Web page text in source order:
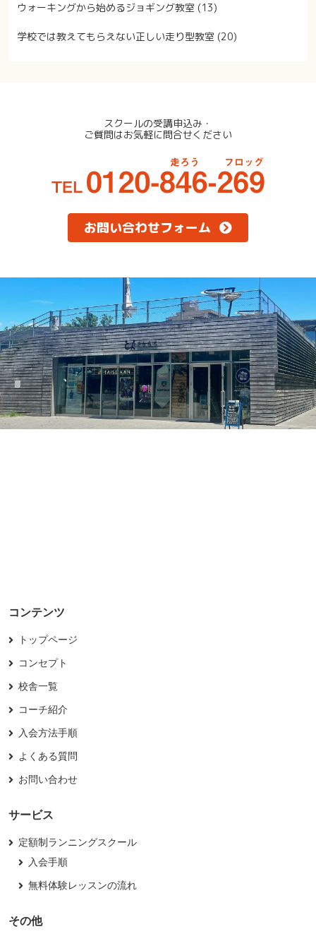
ウォーキングから始めるジョギング教室 (13)
学校では教えてもらえない正しい走り型教室 (20)
スクールの受講申込み・
ご質問はお気軽に問合せください
お問い合わせフォーム
コンテンツ
トップページ
コンセプト
校舎一覧
コーチ紹介
入会方法手順
よくある質問
お問い合わせ
サービス
定額制ランニングスクール
入会手順
無料体験レッスンの流れ
その他